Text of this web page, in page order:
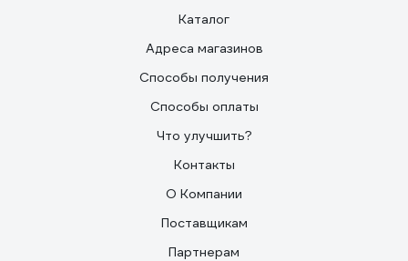
Каталог
Адреса магазинов
Способы получения
Способы оплаты
Что улучшить?
Контакты
О Компании
Поставщикам
Партнерам